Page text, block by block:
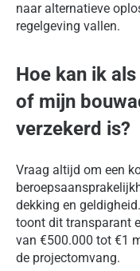
naar alternatieve
regelgeving vallen.
Hoe kan ik
of mijn
verzekerd is?
Vraag altijd om een
dekking en
toont dit transparant
van €500.000 tot €1
de projectomvang.